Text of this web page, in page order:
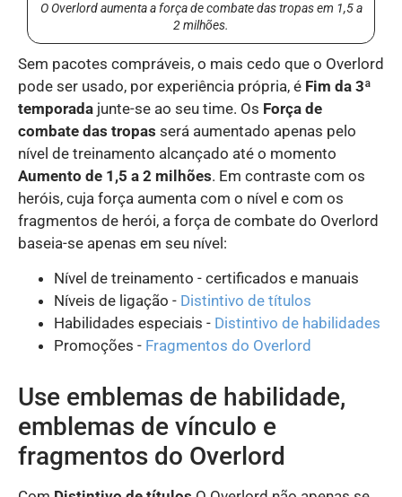
O Overlord aumenta a força de combate das tropas em 1,5 a
2 milhões.
Sem pacotes compráveis, o mais cedo que o Overlord
pode ser usado, por experiência própria, é Fim da 3ª
temporada junte-se ao seu time. Os Força de
combate das tropas será aumentado apenas pelo
nível de treinamento alcançado até o momento
Aumento de 1,5 a 2 milhões. Em contraste com os
heróis, cuja força aumenta com o nível e com os
fragmentos de herói, a força de combate do Overlord
baseia-se apenas em seu nível:
Nível de treinamento - certificados e manuais
Níveis de ligação - Distintivo de títulos
Habilidades especiais - Distintivo de habilidades
Promoções - Fragmentos do Overlord
Use emblemas de habilidade,
emblemas de vínculo e
fragmentos do Overlord